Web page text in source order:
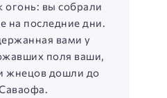
огонь: вы собрали
на последние дни.
вами у
поля ваши,
жнецов дошли до